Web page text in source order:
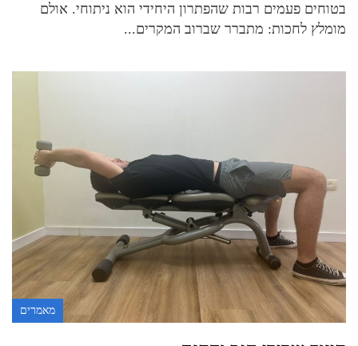
בטוחים פעמים רבות שהפתרון היחידי הוא ניתוחי. אולם
מומלץ לחכות: מתברר שברוב המקרים...
מאמרים